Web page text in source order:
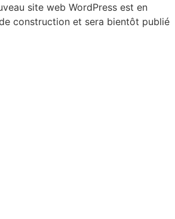
site web WordPress est en
construction et sera bientôt publié